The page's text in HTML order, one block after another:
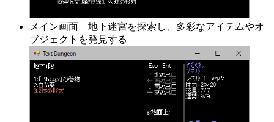
メイン画面 地下迷宮を探索し、多彩なアイテムやオ
ブジェクトを発見する